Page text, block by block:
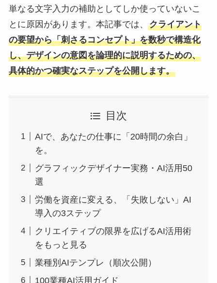
単なる文字入力の補助としてしか使っていないこ
とに原因があります。本記事では、 クライアント
の要望から「刺さるコンセプト」を数秒で構造化
し、デザインの意図を論理的に説明するための、
具体的かつ確実なステップを公開します。
目次
AIで、あなたの仕事に「20時間の余白」
を。
グラフィックデザイナー実務・AI活用50
選
労働を資産に変える、「失敗しない」AI
導入の3ステップ
クリエイティブの限界を広げるAI活用術
をもっと見る
業種別AIテンプレ（順次公開）
100業種AI活用ガイド